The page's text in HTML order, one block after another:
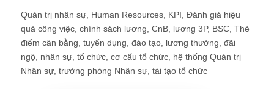
Quản trị nhân sự, Human Resources, KPI, Đánh giá hiệu
quả công việc, chính sách lương, CnB, lương 3P, BSC, Thẻ
điểm cân bằng, tuyển dụng, đào tạo, lương thưởng, đãi
ngộ, nhân sự, tổ chức, cơ cấu tổ chức, hệ thống Quản trị
Nhân sự, trưởng phòng Nhân sự, tái tạo tổ chức